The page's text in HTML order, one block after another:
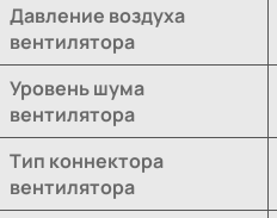
Давление воздуха
вентилятора
Уровень шума
вентилятора
Тип коннектора
вентилятора